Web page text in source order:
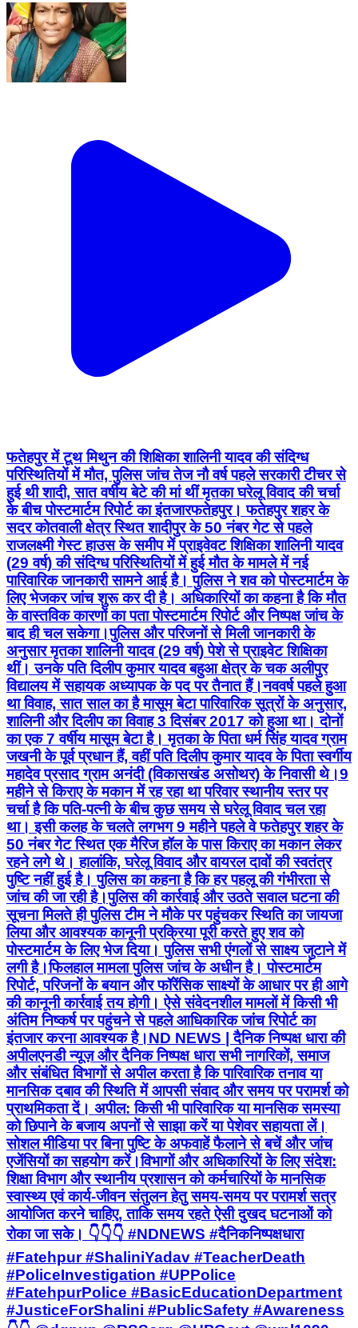
फतेहपुर में टूथ मिथुन की शिक्षिका शालिनी यादव की संदिग्ध
परिस्थितियों में मौत, पुलिस जांच तेज नौ वर्ष पहले सरकारी टीचर से
हुई थी शादी, सात वर्षीय बेटे की मां थीं मृतका घरेलू विवाद की चर्चा
के बीच पोस्टमार्टम रिपोर्ट का इंतजार ​फतेहपुर। फतेहपुर शहर के
सदर कोतवाली क्षेत्र स्थित शादीपुर के 50 नंबर गेट से पहले
राजलक्ष्मी गेस्ट हाउस के समीप में प्राइवेवट शिक्षिका शालिनी यादव
(29 वर्ष) की संदिग्ध परिस्थितियों में हुई मौत के मामले में नई
पारिवारिक जानकारी सामने आई है। पुलिस ने शव को पोस्टमार्टम के
लिए भेजकर जांच शुरू कर दी है। अधिकारियों का कहना है कि मौत
के वास्तविक कारणों का पता पोस्टमार्टम रिपोर्ट और निष्पक्ष जांच के
बाद ही चल सकेगा। ​पुलिस और परिजनों से मिली जानकारी के
अनुसार मृतका शालिनी यादव (29 वर्ष) पेशे से प्राइवेट शिक्षिका
थीं। उनके पति दिलीप कुमार यादव बहुआ क्षेत्र के चक अलीपुर
विद्यालय में सहायक अध्यापक के पद पर तैनात हैं। ​नववर्ष पहले हुआ
था विवाह, सात साल का है मासूम बेटा पारिवारिक सूत्रों के अनुसार,
शालिनी और दिलीप का विवाह 3 दिसंबर 2017 को हुआ था। दोनों
का एक 7 वर्षीय मासूम बेटा है। मृतका के पिता धर्म सिंह यादव ग्राम
जखनी के पूर्व प्रधान हैं, वहीं पति दिलीप कुमार यादव के पिता स्वर्गीय
महादेव प्रसाद ग्राम अनंदी (विकासखंड असोथर) के निवासी थे। ​9
महीने से किराए के मकान में रह रहा था परिवार स्थानीय स्तर पर
चर्चा है कि पति-पत्नी के बीच कुछ समय से घरेलू विवाद चल रहा
था। इसी कलह के चलते लगभग 9 महीने पहले वे फतेहपुर शहर के
50 नंबर गेट स्थित एक मैरिज हॉल के पास किराए का मकान लेकर
रहने लगे थे। हालांकि, घरेलू विवाद और वायरल दावों की स्वतंत्र
पुष्टि नहीं हुई है। पुलिस का कहना है कि हर पहलू की गंभीरता से
जांच की जा रही है। ​पुलिस की कार्रवाई और उठते सवाल घटना की
सूचना मिलते ही पुलिस टीम ने मौके पर पहुंचकर स्थिति का जायजा
लिया और आवश्यक कानूनी प्रक्रिया पूरी करते हुए शव को
पोस्टमार्टम के लिए भेज दिया। पुलिस सभी एंगलों से साक्ष्य जुटाने में
लगी है। ​फिलहाल मामला पुलिस जांच के अधीन है। पोस्टमार्टम
रिपोर्ट, परिजनों के बयान और फॉरेंसिक साक्ष्यों के आधार पर ही आगे
की कानूनी कार्रवाई तय होगी। ऐसे संवेदनशील मामलों में किसी भी
अंतिम निष्कर्ष पर पहुंचने से पहले आधिकारिक जांच रिपोर्ट का
इंतजार करना आवश्यक है। ​ND NEWS | दैनिक निष्पक्ष धारा की
अपील ​एनडी न्यूज़ और दैनिक निष्पक्ष धारा सभी नागरिकों, समाज
और संबंधित विभागों से अपील करता है कि पारिवारिक तनाव या
मानसिक दबाव की स्थिति में आपसी संवाद और समय पर परामर्श को
प्राथमिकता दें। ​ अपील: किसी भी पारिवारिक या मानसिक समस्या
को छिपाने के बजाय अपनों से साझा करें या पेशेवर सहायता लें।
सोशल मीडिया पर बिना पुष्टि के अफवाहें फैलाने से बचें और जांच
एजेंसियों का सहयोग करें। ​विभागों और अधिकारियों के लिए संदेश:
शिक्षा विभाग और स्थानीय प्रशासन को कर्मचारियों के मानसिक
स्वास्थ्य एवं कार्य-जीवन संतुलन हेतु समय-समय पर परामर्श सत्र
आयोजित करने चाहिए, ताकि समय रहते ऐसी दुखद घटनाओं को
रोका जा सके। 👇👇👇 #NDNEWS #दैनिकनिष्पक्षधारा
#Fatehpur #ShaliniYadav #TeacherDeath
#PoliceInvestigation #UPPolice
#FatehpurPolice #BasicEducationDepartment
#JusticeForShalini #PublicSafety #Awareness